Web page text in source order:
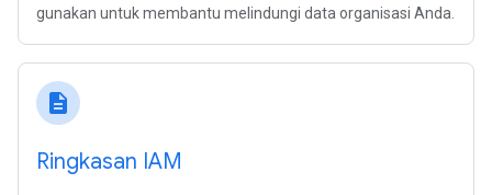
gunakan untuk membantu melindungi data organisasi Anda.
description
Ringkasan IAM